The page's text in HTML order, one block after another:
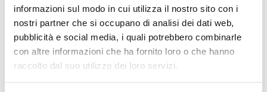
informazioni sul modo in cui utilizza il nostro sito con i
nostri partner che si occupano di analisi dei dati web,
pubblicità e social media, i quali potrebbero combinarle
con altre informazioni che ha fornito loro o che hanno
raccolto dal suo utilizzo dei loro servizi.
Ascertained the substantial absence of
crisis recovery measures other than
insolvency procedures, we have assisted
the company in the preparation of the plan
and of the proposal for a company